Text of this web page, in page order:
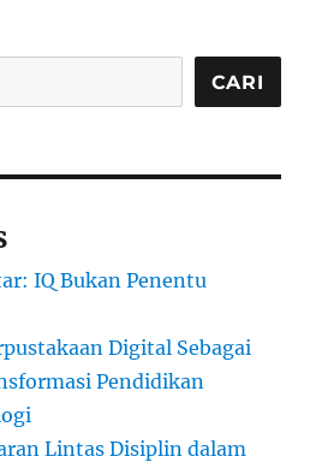
CARI
IQ Bukan Penentu
Digital Sebagai
Pendidikan
Lintas Disiplin dalam